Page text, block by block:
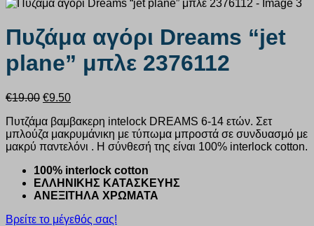
Πυζάμα αγόρι Dreams “jet
plane” μπλε 2376112
€19.00 Original
was:
€19.00.
€9.50Η
τιμή
είναι:
€9.50.
Πυτζάμα βαμβακερη intelock DREAMS 6-14 ετών. Σετ
μπλούζα μακρυμάνικη με τύπωμα μπροστά σε συνδυασμό με
μακρύ παντελόνι . Η σύνθεσή της είναι 100% interlock cotton.
100% interlock cotton
ΕΛΛΗΝΙΚΗΣ ΚΑΤΑΣΚΕΥΗΣ
ΑΝΕΞΙΤΗΛΑ ΧΡΩΜΑΤΑ
Βρείτε το μέγεθός σας!